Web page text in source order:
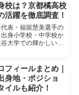
ています。この記事
校は？京都橘高校
活躍を徹底調査！
表・福留慧美選手の
身小学校・中学校か
大学での輝かしい実
フィールまとめ｜
身地・ポジショ
イルも紹介！